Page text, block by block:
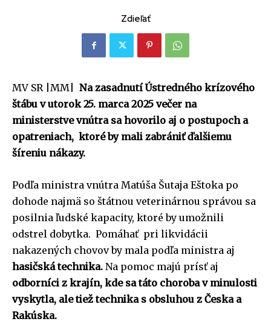
Zdieľať
MV SR |MM|
Na zasadnutí Ústredného krízového
štábu v utorok 25. marca 2025 večer na
ministerstve vnútra sa hovorilo aj o postupoch a
opatreniach, ktoré by mali zabrániť ďalšiemu
šíreniu nákazy.
Podľa ministra vnútra Matúša Šutaja Eštoka po
dohode najmä so štátnou veterinárnou správou sa
posilnia ľudské kapacity, ktoré by umožnili
odstrel dobytka. Pomáhať pri likvidácii
nakazených chovov by mala podľa ministra aj
hasičská technika. Na pomoc majú prísť aj
odborníci z krajín, kde sa táto choroba v minulosti
vyskytla, ale tiež technika s obsluhou z Česka a
Rakúska.